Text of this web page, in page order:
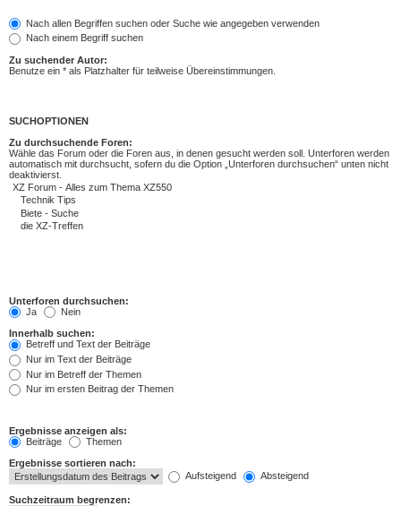
Nach allen Begriffen suchen oder Suche wie angegeben verwenden
Nach einem Begriff suchen
Zu suchender Autor:
Benutze ein * als Platzhalter für teilweise Übereinstimmungen.
SUCHOPTIONEN
Zu durchsuchende Foren:
Wähle das Forum oder die Foren aus, in denen gesucht werden soll. Unterforen werden
automatisch mit durchsucht, sofern du die Option „Unterforen durchsuchen“ unten nicht
deaktivierst.
Unterforen durchsuchen:
Ja
Nein
Innerhalb suchen:
Betreff und Text der Beiträge
Nur im Text der Beiträge
Nur im Betreff der Themen
Nur im ersten Beitrag der Themen
Ergebnisse anzeigen als:
Beiträge
Themen
Ergebnisse sortieren nach:
Aufsteigend
Absteigend
Suchzeitraum begrenzen: